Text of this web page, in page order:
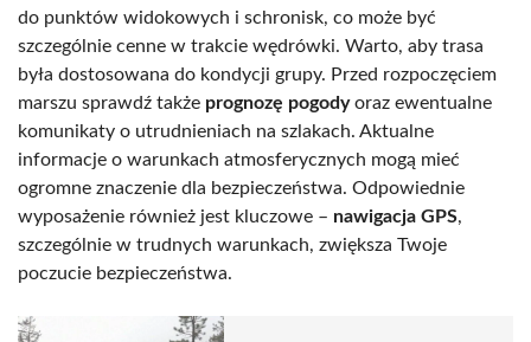
do punktów widokowych i schronisk, co może być
szczególnie cenne w trakcie wędrówki. Warto, aby trasa
była dostosowana do kondycji grupy. Przed rozpoczęciem
marszu sprawdź także prognozę pogodyoraz ewentualne
komunikaty o utrudnieniach na szlakach. Aktualne
informacje o warunkach atmosferycznych mogą mieć
ogromne znaczenie dla bezpieczeństwa. Odpowiednie
wyposażenie również jest kluczowe – nawigacja GPS,
szczególnie w trudnych warunkach, zwiększa Twoje
poczucie bezpieczeństwa.